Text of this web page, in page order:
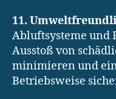
11.
Abluftsysteme und
Ausstoß von
minimieren und
Betriebsweise